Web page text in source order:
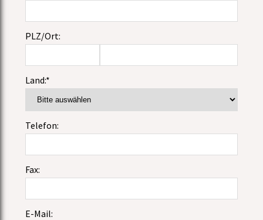
PLZ/Ort:
Land:*
Telefon:
Fax:
E-Mail: